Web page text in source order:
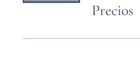
Precios